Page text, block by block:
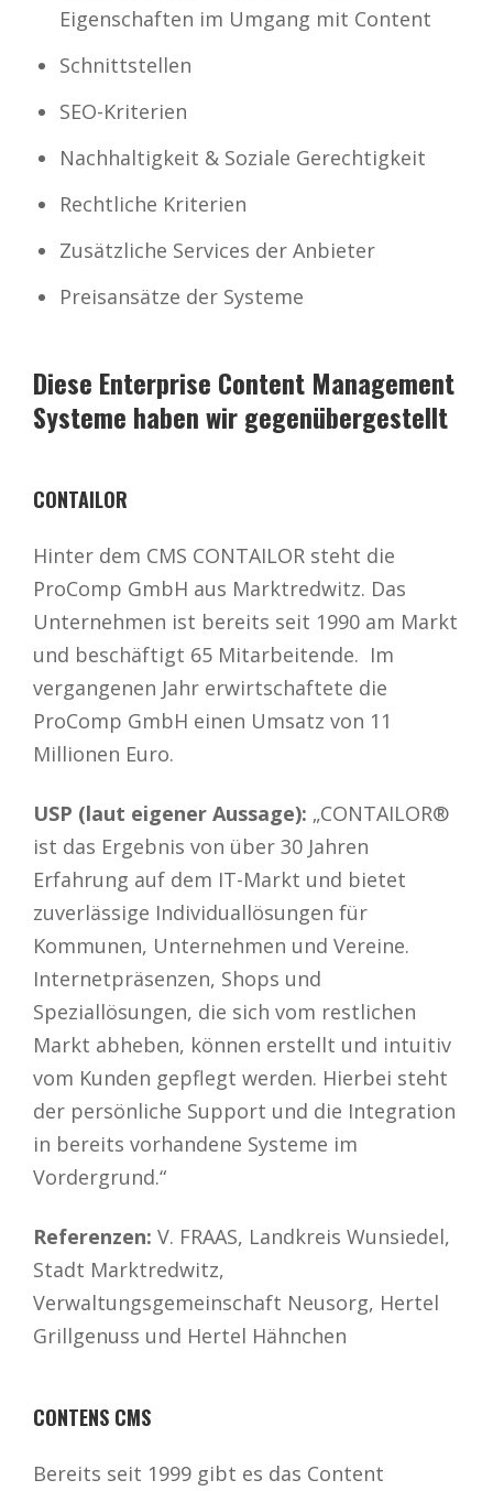
Eigenschaften im Umgang mit Content
Schnittstellen
SEO-Kriterien
Nachhaltigkeit & Soziale Gerechtigkeit
Rechtliche Kriterien
Zusätzliche Services der Anbieter
Preisansätze der Systeme
Diese Enterprise Content Management
Systeme haben wir gegenübergestellt
CONTAILOR
Hinter dem CMS CONTAILOR steht die
ProComp GmbH aus Marktredwitz. Das
Unternehmen ist bereits seit 1990 am Markt
und beschäftigt 65 Mitarbeitende. Im
vergangenen Jahr erwirtschaftete die
ProComp GmbH einen Umsatz von 11
Millionen Euro.
USP (laut eigener Aussage): „CONTAILOR®
ist das Ergebnis von über 30 Jahren
Erfahrung auf dem IT-Markt und bietet
zuverlässige Individuallösungen für
Kommunen, Unternehmen und Vereine.
Internetpräsenzen, Shops und
Speziallösungen, die sich vom restlichen
Markt abheben, können erstellt und intuitiv
vom Kunden gepflegt werden. Hierbei steht
der persönliche Support und die Integration
in bereits vorhandene Systeme im
Vordergrund.“
Referenzen: V. FRAAS, Landkreis Wunsiedel,
Stadt Marktredwitz,
Verwaltungsgemeinschaft Neusorg, Hertel
Grillgenuss und Hertel Hähnchen
CONTENS CMS
Bereits seit 1999 gibt es das Content